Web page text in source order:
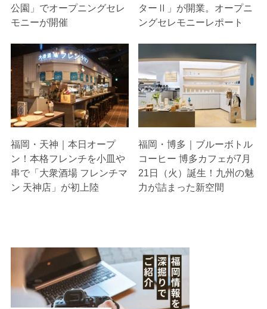
公園」でオープニングセレ
モニーが開催
ターⅡ」が開業。オープニ
ングセレモニーレポート
福岡・天神｜本日オープ
ン！本格フレンチを小皿や
串で「大衆酒場 フレンチマ
ン 天神店」が初上陸
福岡・博多｜ブルーボトル
コーヒー 博多カフェが7月
21日（火）誕生！九州の魅
力が詰まった新空間